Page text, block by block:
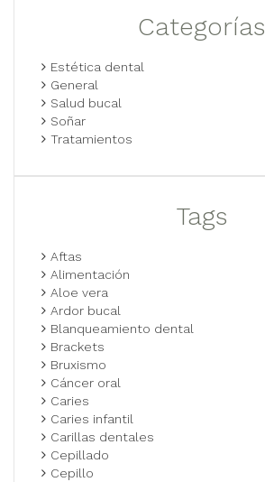
Categorías
Estética dental
General
Salud bucal
Soñar
Tratamientos
Tags
Aftas
Alimentación
Aloe vera
Ardor bucal
Blanqueamiento dental
Brackets
Bruxismo
Cáncer oral
Caries
Caries infantil
Carillas dentales
Cepillado
Cepillo